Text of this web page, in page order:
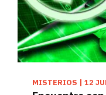
MISTERIOS | 12